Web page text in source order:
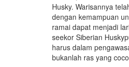
Husky. Warisannya
dengan kemampuan
ramai dapat menjadi
seekor Siberian
harus dalam
bukanlah ras yang